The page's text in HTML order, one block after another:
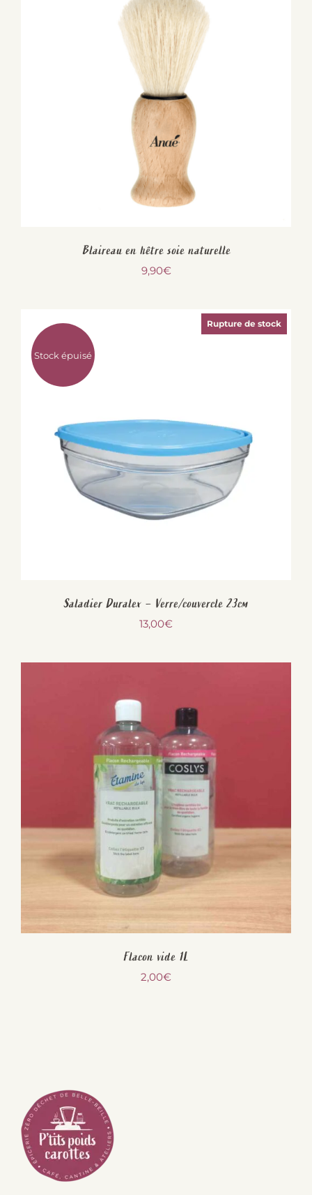
Blaireau en hêtre soie naturelle
9,90€
Stock épuisé
Rupture de stock
Saladier Duralex – Verre/couvercle 23cm
13,00€
Flacon vide 1L
2,00€